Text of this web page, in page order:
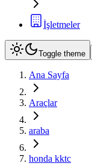
İşletmeler
Toggle theme
Ana Sayfa
Araçlar
araba
honda kktc